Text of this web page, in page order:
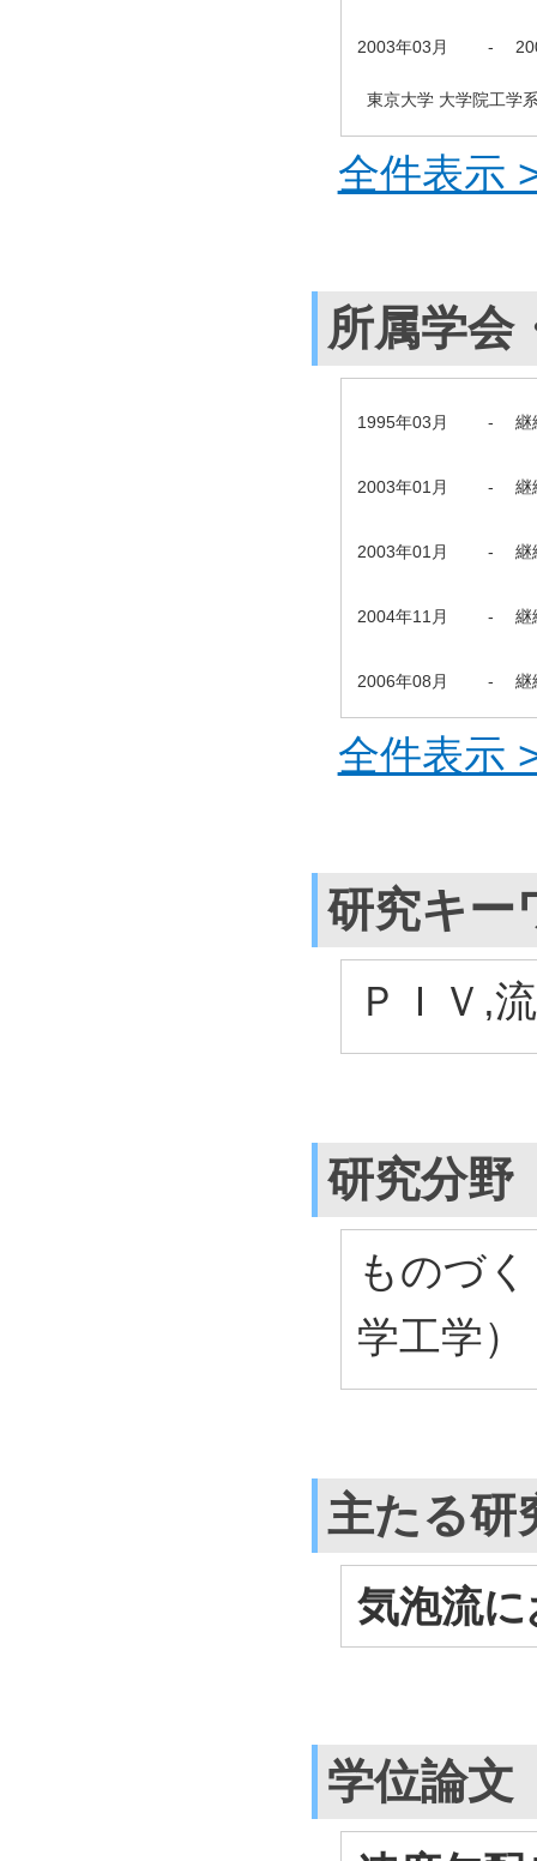
2003年03月 -
東京大学 大学院工学
全件表示
所属学会
1995年03月 - 継
2003年01月 - 継
2003年01月 - 継
2004年11月 - 継
2006年08月 - 継
全件表示
研究キー
ＰＩＶ,
研究分野
ものづ
学工学
主たる研
気泡流
学位論文